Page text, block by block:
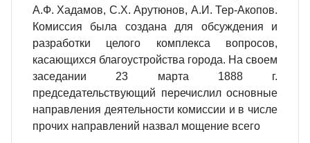
А.Ф. Хадамов, С.Х. Арутюнов, А.И. Тер-Акопов.
Комиссия была создана для обсуждения и
разработки целого комплекса вопросов,
касающихся благоустройства города. На своем
заседании 23 марта 1888 г.
председательствующий перечислил основные
направления деятельности комиссии и в числе
прочих направлений назвал мощение всего